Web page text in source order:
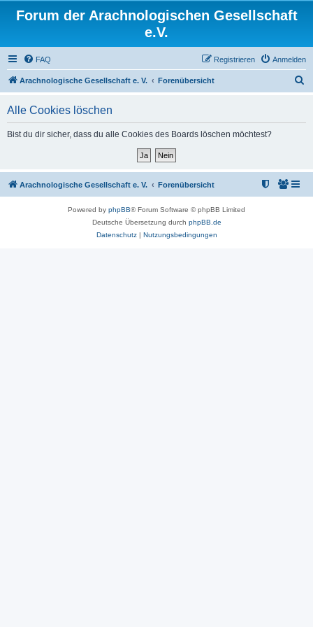
Forum der Arachnologischen Gesellschaft
e.V.
FAQ Anmelden
Registrieren
Arachnologische Gesellschaft e. V. Forenübersicht
Alle Cookies löschen
Bist du dir sicher, dass du alle Cookies des Boards löschen möchtest?
Arachnologische Gesellschaft e. V. Forenübersicht
Powered by phpBB® Forum Software © phpBB Limited
Deutsche Übersetzung durch phpBB.de
Datenschutz| Nutzungsbedingungen